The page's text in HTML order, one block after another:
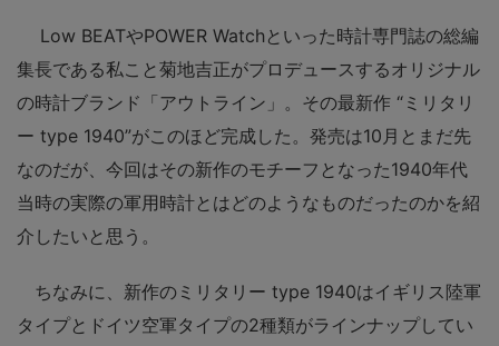
Low BEATやPOWER Watchといった時計専門誌の総編
集長である私こと菊地吉正がプロデュースするオリジナル
の時計ブランド「アウトライン」。その最新作 “ミリタリ
ー type 1940”がこのほど完成した。発売は10月とまだ先
なのだが、今回はその新作のモチーフとなった1940年代
当時の実際の軍用時計とはどのようなものだったのかを紹
介したいと思う。
ちなみに、新作のミリタリー type 1940はイギリス陸軍
タイプとドイツ空軍タイプの2種類がラインナップしてい